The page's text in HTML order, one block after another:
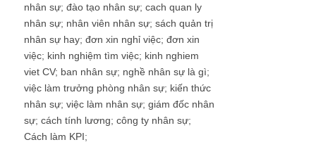
nhân sự; đào tạo nhân sự; cach quan ly
nhân sự; nhân viên nhân sự; sách quản trị
nhân sự hay; đơn xin nghỉ việc; đơn xin
việc; kinh nghiệm tìm việc; kinh nghiem
viet CV; ban nhân sự; nghề nhân sự là gì;
việc làm trưởng phòng nhân sự; kiến thức
nhân sự; việc làm nhân sự; giám đốc nhân
sự; cách tính lương; công ty nhân sự;
Cách làm KPI;